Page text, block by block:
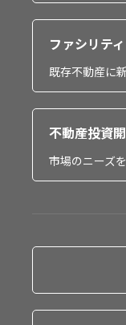
ファシリテ
既存不動産に
不動産投資
市場のニーズ